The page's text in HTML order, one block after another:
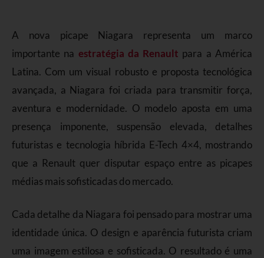
A nova picape Niagara representa um marco
importante na estratégia da Renault para a América
Latina. Com um visual robusto e proposta tecnológica
avançada, a Niagara foi criada para transmitir força,
aventura e modernidade. O modelo aposta em uma
presença imponente, suspensão elevada, detalhes
futuristas e tecnologia híbrida E-Tech 4×4, mostrando
que a Renault quer disputar espaço entre as picapes
médias mais sofisticadas do mercado.
Cada detalhe da Niagara foi pensado para mostrar uma
identidade única. O design e aparência futurista criam
uma imagem estilosa e sofisticada. O resultado é uma